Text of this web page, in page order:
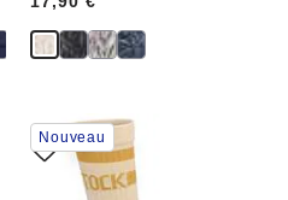
Cliquer
sur
les
échantillons
Nouveau